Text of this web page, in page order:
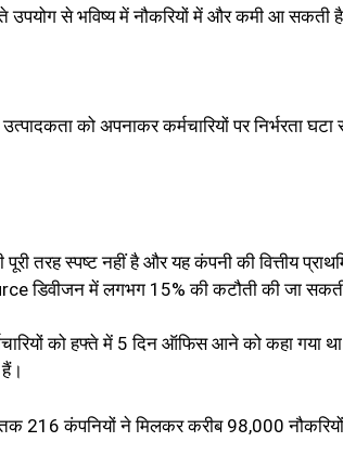
से भविष्य में नौकरियों में और कमी आ सकती
को अपनाकर कर्मचारियों पर निर्भरता
पूरी तरह स्पष्ट नहीं है और यह कंपनी की वित्तीय
डिवीजन में लगभग 15% की कटौती की जा
को हफ्ते में 5 दिन ऑफिस आने को कहा गया
216 कंपनियों ने मिलकर करीब 98,000